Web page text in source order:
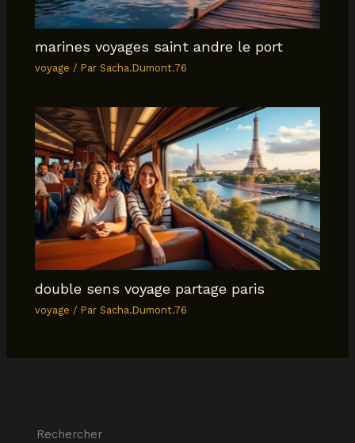
marines voyages saint andre le port
voyage / ParSacha.Dumont.76
double sens voyage partage paris
voyage / ParSacha.Dumont.76
Rechercher